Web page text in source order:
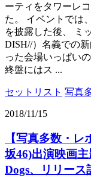
ーティをタワーレ
た。 イベントでは
を披露した後、 ミ
DISH//）名義での
った会場いっぱい
終盤にはス ...
セットリスト 写真
2018/11/15
【写真多数・
坂46)出演映画
Dogs、リリース